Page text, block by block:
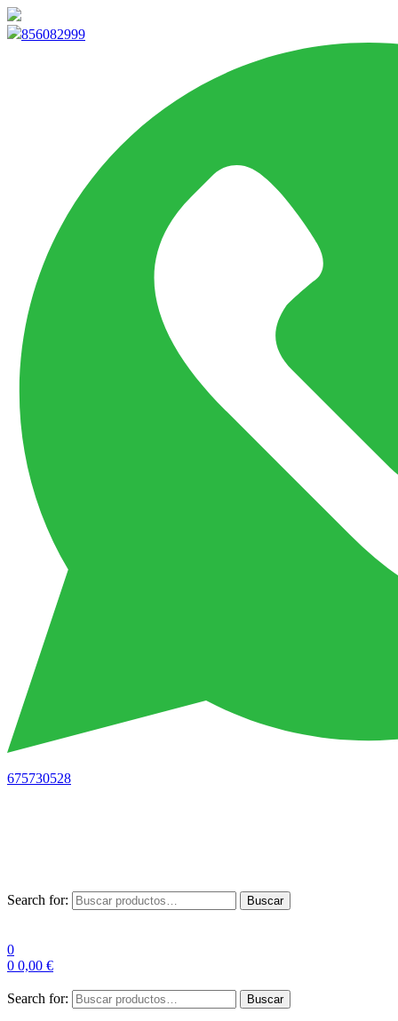
856082999
675730528
Search for: Buscar
0
0 0,00 €
Search for: Buscar